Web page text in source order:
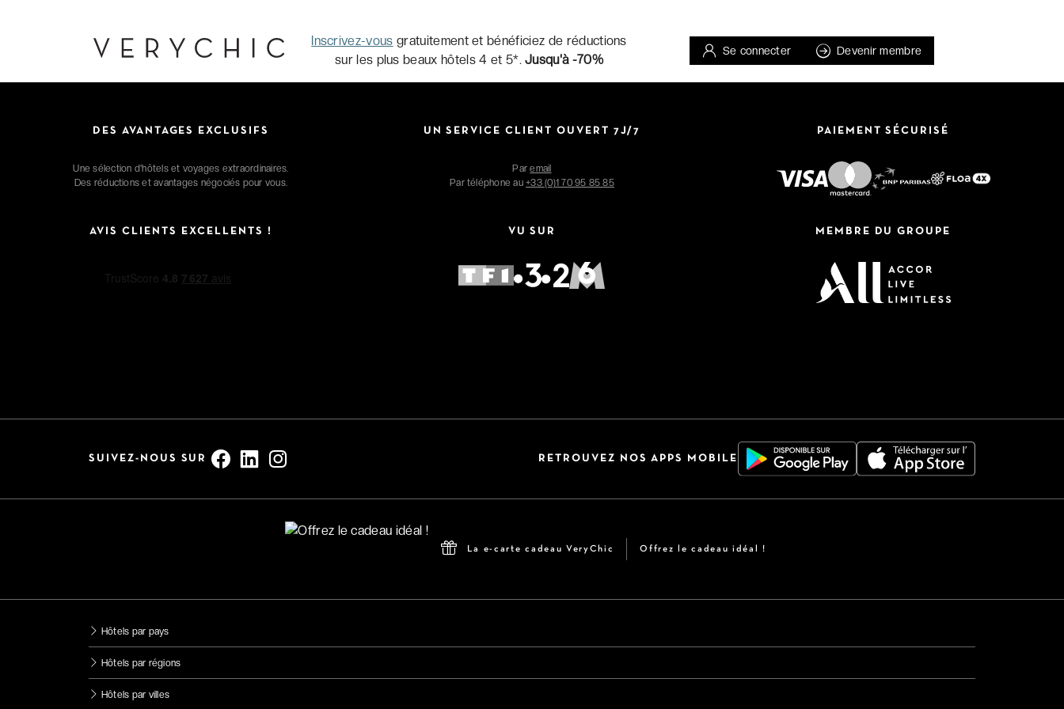
Inscrivez-vous gratuitement et bénéficiez de réductions
sur les plus beaux hôtels 4 et 5*.Jusqu'à -70%
Se connecter Devenir membre
DES AVANTAGES EXCLUSIFS
Une sélection d'hôtels et voyages extraordinaires.
Des réductions et avantages négociés pour vous.
UN SERVICE CLIENT OUVERT 7J/7
Paremail
Par téléphone au+33 (0)1 70 95 85 85
PAIEMENT SÉCURISÉ
AVIS CLIENTS EXCELLENTS ! VU SUR MEMBRE DU GROUPE
SUIVEZ-NOUS SUR RETROUVEZ NOS APPS MOBILE
La e-carte cadeau VeryChic Offrez le cadeau idéal !
Hôtels par pays
Hôtels par régions
Hôtels par villes